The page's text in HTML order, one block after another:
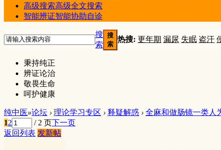
高级搜索高级全文搜索
智能辨证智能协助自诊
搜
索
搜
索
热搜: 更年期 漏尿 失眠 盗汗
秉持纯正
辨证论治
敬畏生命
呵护健康
纯中医»论坛 › 理论学习专区 › 释疑解惑 › 全麻和做肠镜一类人
12 / 2 页下一页
返回列表 发新帖